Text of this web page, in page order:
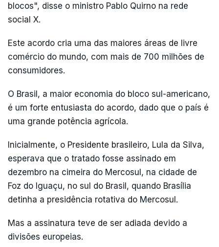
blocos", disse o ministro Pablo Quirno na rede
social X.
Este acordo cria uma das maiores áreas de livre
comércio do mundo, com mais de 700 milhões de
consumidores.
O Brasil, a maior economia do bloco sul-americano,
é um forte entusiasta do acordo, dado que o país é
uma grande potência agrícola.
Inicialmente, o Presidente brasileiro, Lula da Silva,
esperava que o tratado fosse assinado em
dezembro na cimeira do Mercosul, na cidade de
Foz do Iguaçu, no sul do Brasil, quando Brasília
detinha a presidência rotativa do Mercosul.
Mas a assinatura teve de ser adiada devido a
divisões europeias.